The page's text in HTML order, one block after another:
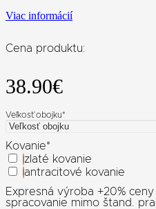
Viac informácií
Cena produktu:
38.90€
Veľkosť obojku*
Kovanie*
zlaté kovanie
antracitové kovanie
Expresná výroba +20%
spracovanie mimo štand.